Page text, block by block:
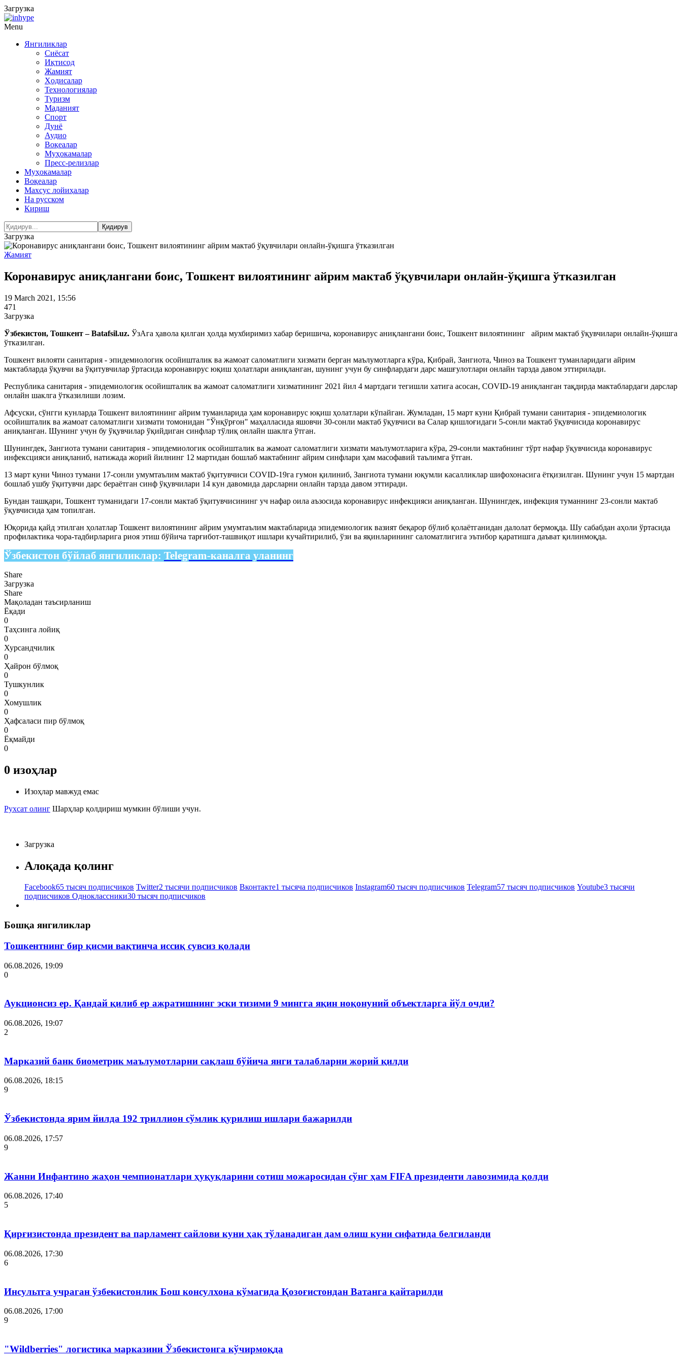
Загрузка
Menu
Янгиликлар
Сиёсат
Иқтисод
Жамият
Ҳодисалар
Технологиялар
Туризм
Маданият
Спорт
Дунё
Аудио
Воқеалар
Муҳокамалар
Пресс-релизлар
Муҳокамалар
Воқеалар
Махсус лойиҳалар
На русском
Кириш
Загрузка
Жамият
Коронавирус аниқлангани боис, Тошкент вилоятининг айрим мактаб ўқувчилари онлайн-ўқишга ўтказилган
19 March 2021, 15:56
471
Загрузка
Ўзбекистон, Тошкент – Batafsil.uz. ЎзАга ҳавола қилган ҳолда мухбиримиз хабар беришича, коронавирус аниқлангани боис, Тошкент вилоятининг айрим мактаб ўқувчилари онлайн-ўқишга
ўтказилган.
Тошкент вилояти санитария - эпидемиологик осойишталик ва жамоат саломатлиги хизмати берган маълумотларга кўра, Қибрай, Зангиота, Чиноз ва Тошкент туманларидаги айрим
мактабларда ўқувчи ва ўқитувчилар ўртасида коронавирус юқиш ҳолатлари аниқланган, шунинг учун бу синфлардаги дарс машғулотлари онлайн тарзда давом эттирилади.
Республика санитария - эпидемиологик осойишталик ва жамоат саломатлиги хизматининг 2021 йил 4 мартдаги тегишли хатига асосан, COVID-19 аниқланган тақдирда мактаблардаги дарслар
онлайн шаклга ўтказилиши лозим.
Афсуски, сўнгги кунларда Тошкент вилоятининг айрим туманларида ҳам коронавирус юқиш ҳолатлари кўпайган. Жумладан, 15 март куни Қибрай тумани санитария - эпидемиологик
осойишталик ва жамоат саломатлиги хизмати томонидан "Ўнқўрғон" маҳалласида яшовчи 30-сонли мактаб ўқувчиси ва Салар қишлоғидаги 5-сонли мактаб ўқувчисида коронавирус
аниқланган. Шунинг учун бу ўқувчилар ўқийдиган синфлар тўлиқ онлайн шаклга ўтган.
Шунингдек, Зангиота тумани санитария - эпидемиологик осойишталик ва жамоат саломатлиги хизмати маълумотларига кўра, 29-сонли мактабнинг тўрт нафар ўқувчисида коронавирус
инфексцияси аниқланиб, натижада жорий йилнинг 12 мартидан бошлаб мактабнинг айрим синфлари ҳам масофавий таълимга ўтган.
13 март куни Чиноз тумани 17-сонли умумтаълим мактаб ўқитувчиси COVID-19га гумон қилиниб, Зангиота тумани юқумли касалликлар шифохонасига ётқизилган. Шунинг учун 15 мартдан
бошлаб ушбу ўқитувчи дарс бераётган синф ўқувчилари 14 кун давомида дарсларни онлайн тарзда давом эттиради.
Бундан ташқари, Тошкент туманидаги 17-сонли мактаб ўқитувчисининг уч нафар оила аъзосида коронавирус инфекцияси аниқланган. Шунингдек, инфекция туманнинг 23-сонли мактаб
ўқувчисида ҳам топилган.
Юқорида қайд этилган ҳолатлар Тошкент вилоятининг айрим умумтаълим мактабларида эпидемиологик вазият беқарор бўлиб қолаётганидан далолат бермоқда. Шу сабабдан аҳоли ўртасида
профилактика чора-тадбирларига риоя этиш бўйича тарғибот-ташвиқот ишлари кучайтирилиб, ўзи ва яқинларининг саломатлигига эътибор қаратишга даъват қилинмоқда.
Ўзбекистон бўйлаб янгиликлар: Telegram-каналга уланинг
Share
Загрузка
Share
Мақоладан таъсирланиш
Ёқади
0
Таҳсинга лойиқ
0
Хурсандчилик
0
Ҳайрон бўлмоқ
0
Тушкунлик
0
Хомушлик
0
Ҳафсаласи пир бўлмоқ
0
Ёқмайди
0
0 изоҳлар
Изоҳлар мавжуд емас
Рухсат олинг Шарҳлар қолдириш мумкин бўлиши учун.
Загрузка
Алоқада қолинг
Facebook65 тысяч подписчиков Twitter2 тысячи подписчиков Вконтакте1 тысяча подписчиков Instagram60 тысяч подписчиков Telegram57 тысяч подписчиков Youtube3 тысячи
подписчиков Одноклассники30 тысяч подписчиков
Бошқа янгиликлар
Тошкентнинг бир қисми вақтинча иссиқ сувсиз қолади
06.08.2026, 19:09
0
Аукционсиз ер. Қандай қилиб ер ажратишнинг эски тизими 9 мингга яқин ноқонуний объектларга йўл очди?
06.08.2026, 19:07
2
Марказий банк биометрик маълумотларни сақлаш бўйича янги талабларни жорий қилди
06.08.2026, 18:15
9
Ўзбекистонда ярим йилда 192 триллион сўмлик қурилиш ишлари бажарилди
06.08.2026, 17:57
9
Жанни Инфантино жаҳон чемпионатлари ҳуқуқларини сотиш можаросидан сўнг ҳам FIFA президенти лавозимида қолди
06.08.2026, 17:40
5
Қирғизистонда президент ва парламент сайлови куни ҳақ тўланадиган дам олиш куни сифатида белгиланди
06.08.2026, 17:30
6
Инсультга учраган ўзбекистонлик Бош консулхона кўмагида Қозоғистондан Ватанга қайтарилди
06.08.2026, 17:00
9
"Wildberries" логистика марказини Ўзбекистонга кўчирмоқда